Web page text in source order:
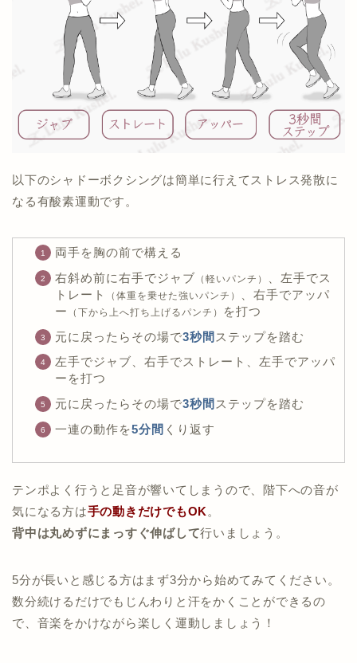
以下のシャドーボクシングは簡単に行えてストレス発散に
なる有酸素運動です。
両手を胸の前で構える
右斜め前に右手でジャブ （軽いパンチ）
、左手でス
トレート
（体重を乗せた強いパンチ）
、右手でアッパ
ー
（下から上へ打ち上げるパンチ）
を打つ
元に戻ったらその場で3秒間 ステップを踏む
左手でジャブ、右手でストレート、左手でアッパ
ーを打つ
元に戻ったらその場で3秒間 ステップを踏む
一連の動作を5分間 くり返す
テンポよく行うと足音が響いてしまうので、階下への音が
気になる方は手の動きだけでもOK。
背中は丸めずにまっすぐ伸ばして行いましょう。
5分が長いと感じる方はまず3分から始めてみてください。
数分続けるだけでもじんわりと汗をかくことができるの
で、音楽をかけながら楽しく運動しましょう！